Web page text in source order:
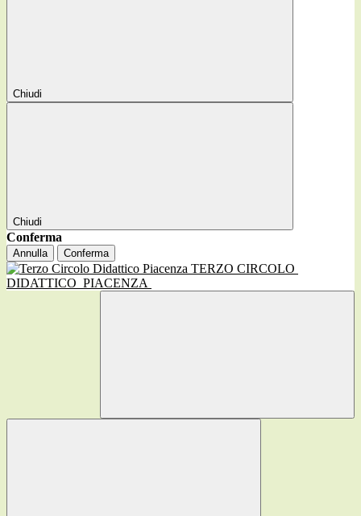
Chiudi
Chiudi
Conferma
Annulla Conferma
TERZO CIRCOLO
DIDATTICO PIACENZA